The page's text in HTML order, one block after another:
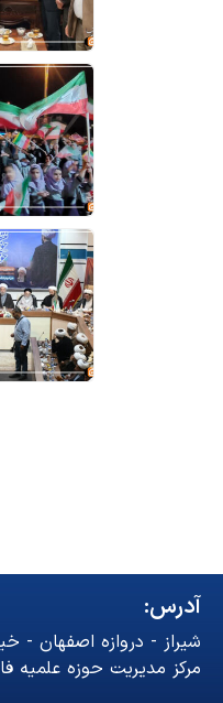
آدرس:
شیراز - دروازه اصفهان -
مرکز مدیریت حوزه علمیه